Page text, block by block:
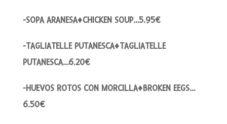
-SOPA ARANESA♦CHICKEN SOUP…5.95€
-TAGLIATELLE PUTANESCA♦TAGLIATELLE
PUTANESCA…6.20€
-HUEVOS ROTOS CON MORCILLA♦BROKEN EEGS…
6.50€